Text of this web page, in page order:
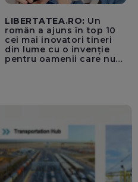
LIBERTATEA.RO: Un
român a ajuns în top 10
cei mai inovatori tineri
din lume cu o invenție
pentru oamenii care nu